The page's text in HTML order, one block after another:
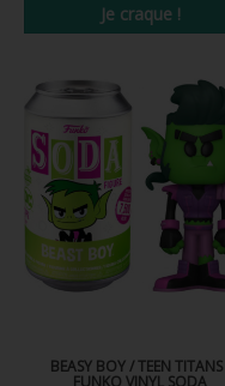
Je craque !
BEASY BOY / TEEN
FUNKO VINYL SODA